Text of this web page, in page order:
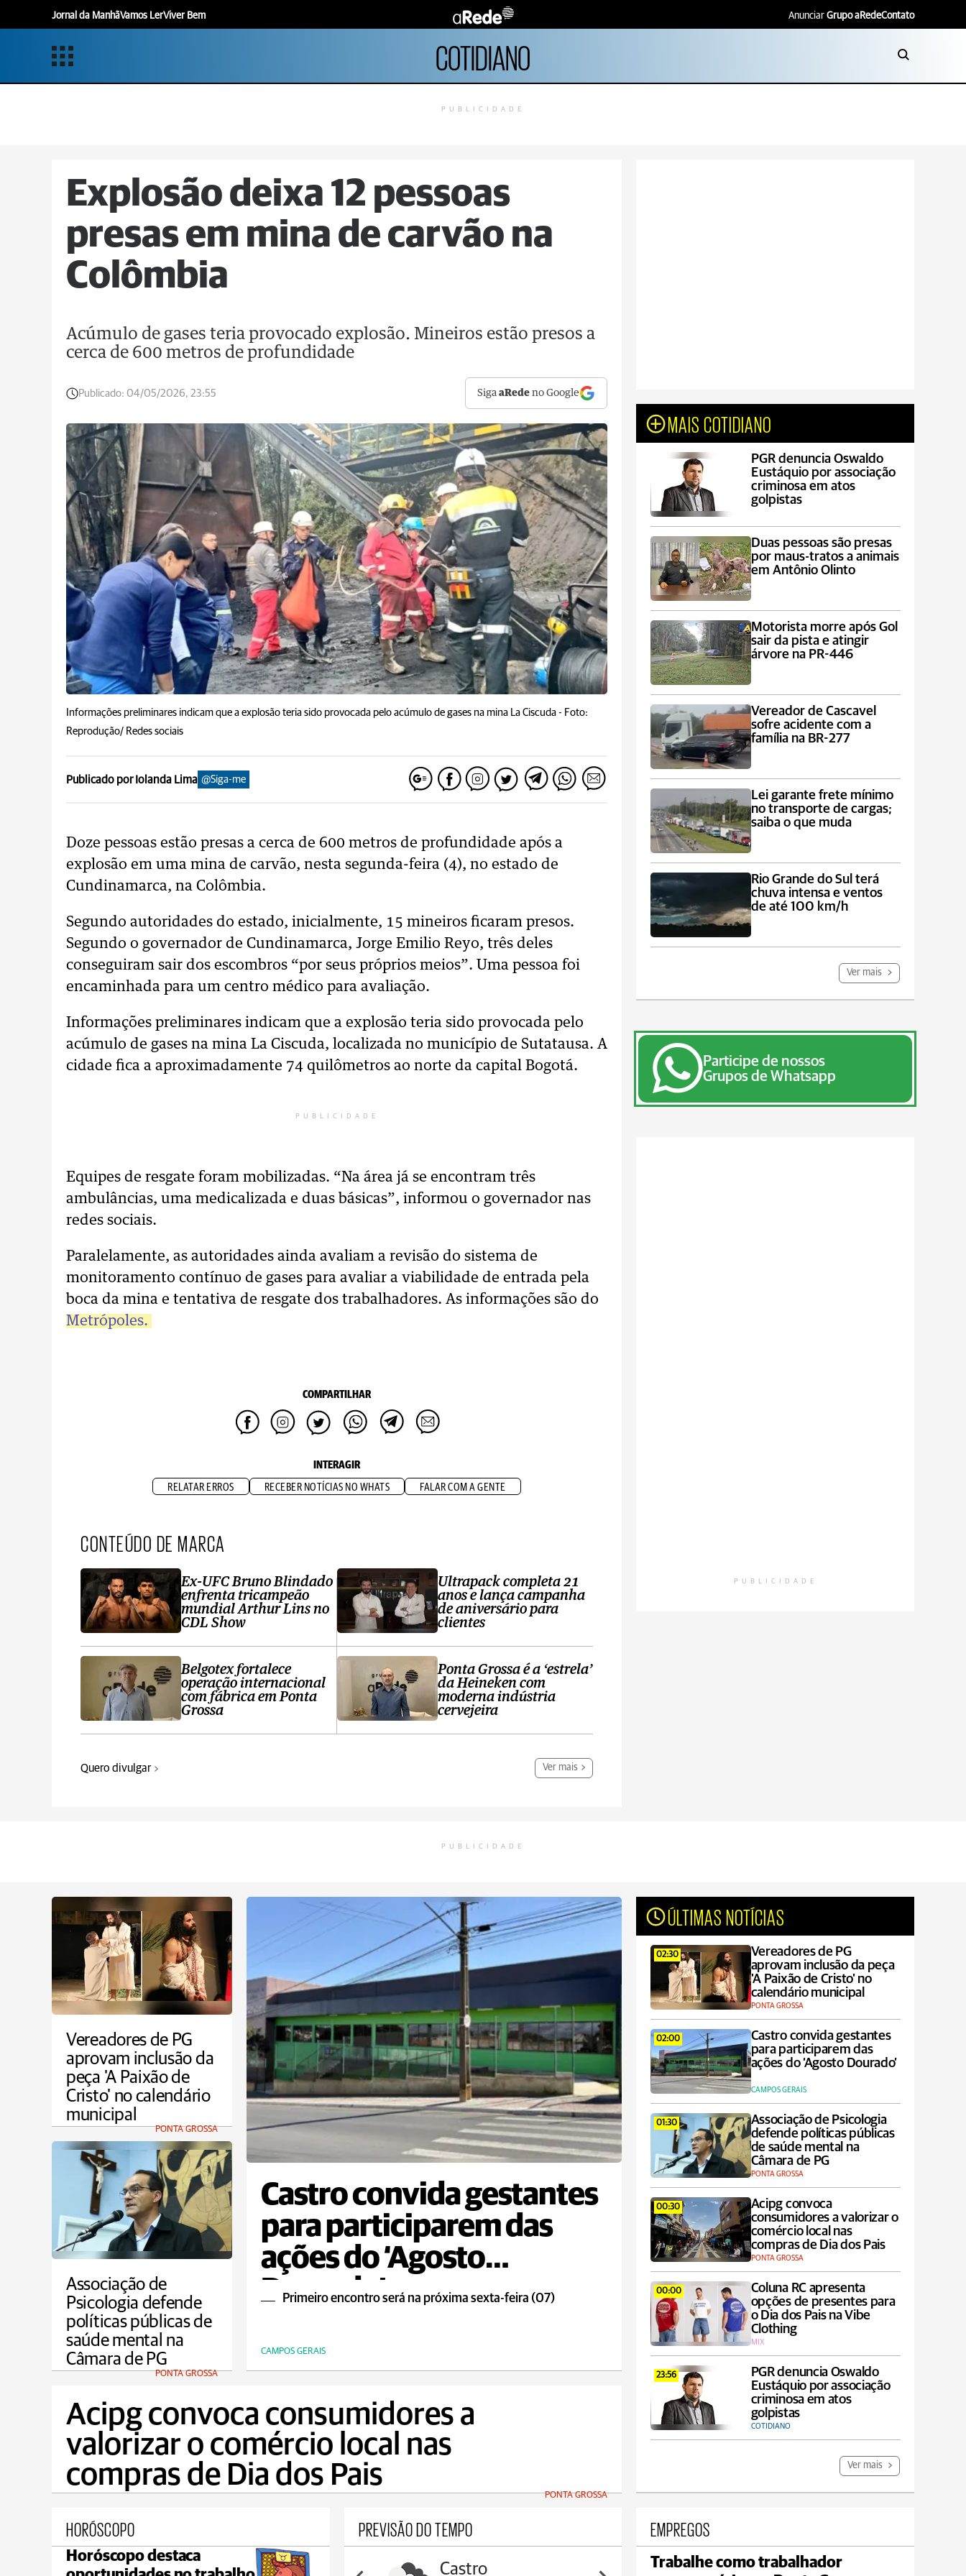
Jornal da ManhãVamos LerViver Bem Anunciar Grupo aRedeContato
COTIDIANO
PUBLICIDADE
Explosão deixa 12 pessoas
presas em mina de carvão na
Colômbia
Acúmulo de gases teria provocado explosão. Mineiros estão presos a
cerca de 600 metros de profundidade
Publicado: 04/05/2026, 23:55 SigaaRede no Google
Informações preliminares indicam que a explosão teria sido provocada pelo acúmulo de gases na mina La Ciscuda - Foto:
Reprodução/ Redes sociais
Publicado por Iolanda Lima @Siga-me
Doze pessoas estão presas a cerca de 600 metros de profundidade após a
explosão em uma mina de carvão, nesta segunda-feira (4), no estado de
Cundinamarca, na Colômbia.
Segundo autoridades do estado, inicialmente, 15 mineiros ficaram presos.
Segundo o governador de Cundinamarca, Jorge Emilio Reyo, três deles
conseguiram sair dos escombros “por seus próprios meios”. Uma pessoa foi
encaminhada para um centro médico para avaliação.
Informações preliminares indicam que a explosão teria sido provocada pelo
acúmulo de gases na mina La Ciscuda, localizada no município de Sutatausa. A
cidade fica a aproximadamente 74 quilômetros ao norte da capital Bogotá.
PUBLICIDADE
Equipes de resgate foram mobilizadas. “Na área já se encontram três
ambulâncias, uma medicalizada e duas básicas”, informou o governador nas
redes sociais.
Paralelamente, as autoridades ainda avaliam a revisão do sistema de
monitoramento contínuo de gases para avaliar a viabilidade de entrada pela
boca da mina e tentativa de resgate dos trabalhadores. As informações são do
Metrópoles.
COMPARTILHAR
INTERAGIR
RELATAR ERROS RECEBER NOTÍCIAS NO WHATS FALAR COM A GENTE
CONTEÚDO DE MARCA
Ex-UFC Bruno Blindado
enfrenta tricampeão
mundial Arthur Lins no
CDL Show
Belgotex fortalece
operação internacional
com fábrica em Ponta
Grossa
Ultrapack completa 21
anos e lança campanha
de aniversário para
clientes
Ponta Grossa é a ‘estrela’
da Heineken com
moderna indústria
cervejeira
Quero divulgar Ver mais
MAIS COTIDIANO
PGR denuncia Oswaldo
Eustáquio por associação
criminosa em atos
golpistas
Duas pessoas são presas
por maus-tratos a animais
em Antônio Olinto
Motorista morre após Gol
sair da pista e atingir
árvore na PR-446
Vereador de Cascavel
sofre acidente com a
família na BR-277
Lei garante frete mínimo
no transporte de cargas;
saiba o que muda
Rio Grande do Sul terá
chuva intensa e ventos
de até 100 km/h
Ver mais
Participe de nossos
Grupos de Whatsapp
PUBLICIDADE
PUBLICIDADE
Vereadores de PG
aprovam inclusão da
peça 'A Paixão de
Cristo' no calendário
municipal
PONTA GROSSA
Castro convida gestantes
para participarem das
ações do ‘Agosto
Dourado’
Primeiro encontro será na próxima sexta-feira (07)
CAMPOS GERAIS
ÚLTIMAS NOTÍCIAS
02:30
Vereadores de PG
aprovam inclusão da peça
'A Paixão de Cristo' no
calendário municipal
PONTA GROSSA
02:00
Castro convida gestantes
para participarem das
ações do ‘Agosto Dourado’
CAMPOS GERAIS
01:30
Associação de Psicologia
defende políticas públicas
de saúde mental na
Câmara de PG
PONTA GROSSA
00:30
Acipg convoca
consumidores a valorizar o
comércio local nas
compras de Dia dos Pais
PONTA GROSSA
00:00
Coluna RC apresenta
opções de presentes para
o Dia dos Pais na Vibe
Clothing
MIX
23:56
PGR denuncia Oswaldo
Eustáquio por associação
criminosa em atos
golpistas
COTIDIANO
Ver mais
Associação de
Psicologia defende
políticas públicas de
saúde mental na
Câmara de PG
PONTA GROSSA
Acipg convoca consumidores a
valorizar o comércio local nas
compras de Dia dos Pais
PONTA GROSSA
HORÓSCOPO
Horóscopo destaca
PREVISÃO DO TEMPO
Castro Carambeí Jaguariaíva
EMPREGOS
Trabalhe como trabalhador